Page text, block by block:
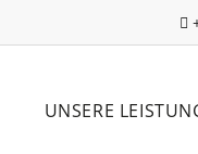
UNSERE